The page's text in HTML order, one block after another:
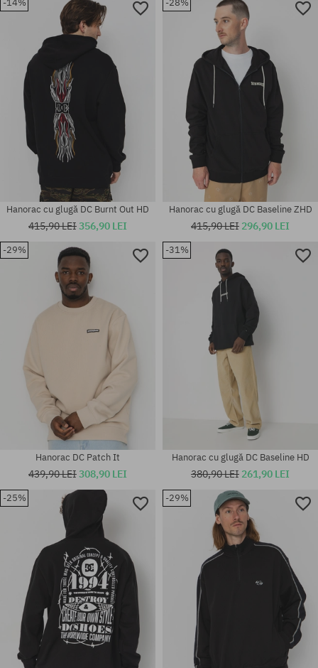
Mărimi existente:
Mărimi existente:
Mărimi existente:
Mărimi existente:
-14%
Mărimi existente:
Hanorac cu glugă DC Burnt Out HD
415,90 LEI356,90 LEI
-28%
Mărimi existente:
Hanorac cu glugă DC Baseline ZHD
415,90 LEI 296,90 LEI
-29%
Hanorac DC Patch It
439,90 LEI308,90 LEI
-31%
Hanorac cu glugă DC Baseline HD
380,90 LEI 261,90 LEI
-25% -29%